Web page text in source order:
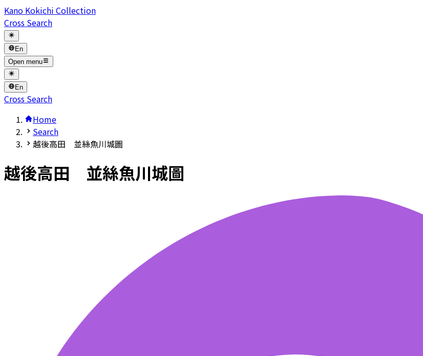
Kano Kokichi Collection
Cross Search
En
Open menu
En
Cross Search
Home
Search
越後高田 並絲魚川城圖
越後高田 並絲魚川城圖